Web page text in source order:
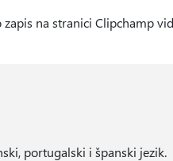
na stranici Clipchamp
portugalski i španski jezik.